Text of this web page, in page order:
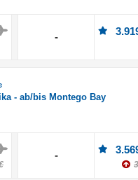
-
- ab/bis Montego Bay
-